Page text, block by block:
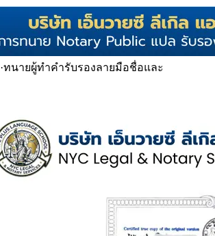
·ทนายผู้ทำคำรับรองลายมือชื่อและ